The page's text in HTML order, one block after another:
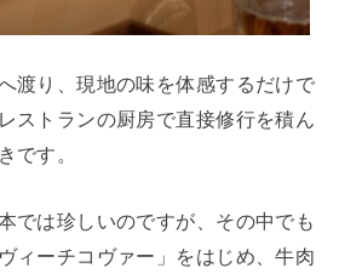
渡り、現地の味を体感するだけで
ストランの厨房で直接修行を積ん
です。
では珍しいのですが、その中でも
ィーチコヴァー」をはじめ、牛肉